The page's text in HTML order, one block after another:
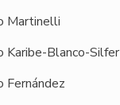
Martinelli
Karibe-Blanco-Silfer
Fernández